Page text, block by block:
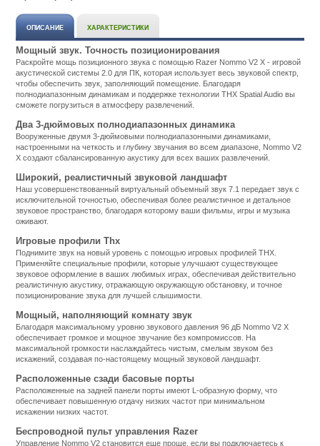
ОПИСАНИЕ ХАРАКТЕРИСТИКИ
Мощный звук. Точность позиционирования
Раскройте мощь позиционного звука с помощью Razer Nommo V2 X - игровой
акустической системы 2.0 для ПК, которая использует весь звуковой спектр,
чтобы обеспечить звук, заполняющий помещение. Благодаря
полнодиапазонным динамикам и поддержке технологии THX Spatial Audio вы
сможете погрузиться в атмосферу развлечений.
Два 3-дюймовых полнодиапазонных динамика
Вооруженные двумя 3-дюймовыми полнодиапазонными динамиками,
настроенными на четкость и глубину звучания во всем диапазоне, Nommo V2
X создают сбалансированную акустику для всех ваших развлечений.
Широкий, реалистичный звуковой ландшафт
Наш усовершенствованный виртуальный объемный звук 7.1 передает звук с
исключительной точностью, обеспечивая более реалистичное и детальное
звуковое пространство, благодаря которому ваши фильмы, игры и музыка
оживают.
Игровые профили Thx
Поднимите звук на новый уровень с помощью игровых профилей THX.
Применяйте специальные профили, которые улучшают существующее
звуковое оформление в ваших любимых играх, обеспечивая действительно
реалистичную акустику, отражающую окружающую обстановку, и точное
позиционирование звука для лучшей слышимости.
Мощный, наполняющий комнату звук
Благодаря максимальному уровню звукового давления 96 дБ Nommo V2 X
обеспечивает громкое и мощное звучание без компромиссов. На
максимальной громкости наслаждайтесь чистым, смелым звуком без
искажений, создавая по-настоящему мощный звуковой ландшафт.
Расположенные сзади басовые порты
Расположенные на задней панели порты имеют L-образную форму, что
обеспечивает повышенную отдачу низких частот при минимальном
искажении низких частот.
Беспроводной пульт управления Razer
Управление Nommo V2 становится еще проще, если вы подключаетесь к